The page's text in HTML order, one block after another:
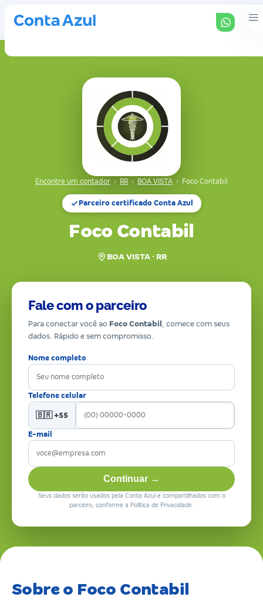
Encontre um contador › RR › BOA VISTA › Foco Contabil
Parceiro certificado Conta Azul
Foco Contabil
BOA VISTA · RR
Fale com o parceiro
Para conectar você ao Foco Contabil , comece com seus
dados. Rápido e sem compromisso.
Nome completo
Telefone celular
🇧🇷 +55
E-mail
Continuar →
Seus dados serão usados pela Conta Azul e compartilhados com o
parceiro, conforme a Política de Privacidade.
Sobre o Foco Contabil